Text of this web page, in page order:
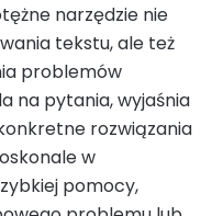
narzędzie nie
tekstu, ale też
problemów
na pytania, wyjaśnia
rozwiązania
w
pomocy,